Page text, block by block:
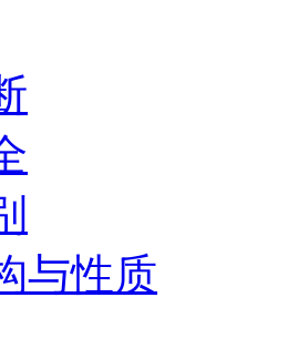
与性质